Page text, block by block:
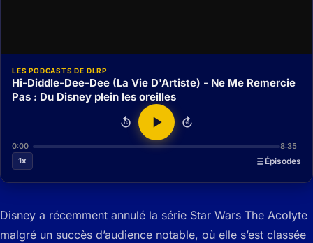
LES PODCASTS DE DLRP
Hi-Diddle-Dee-Dee (La Vie D'Artiste) - Ne Me Remercie
Pas : Du Disney plein les oreilles
15 15
0:00
8:35
1x
Épisodes
Disney a récemment annulé la série Star Wars The Acolyte
malgré un succès d’audience notable, où elle s’est classée